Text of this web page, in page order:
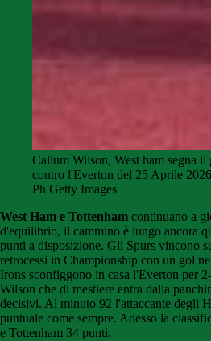
Callum Wilson, West ham segna il
contro l'Everton del 25 Aprile
Ph Getty Images
West Ham e Tottenham continuano a
d'equilibrio, il cammino è lungo ancora
punti a disposizione. Gli Spurs vincono
retrocessi in Championship con un gol
Irons sconfiggono in casa l'Everton per
Wilson che di mestiere entra dalla
decisivi. Al minuto 92 l'attaccante degli
puntuale come sempre. Adesso la
e Tottenham 34 punti.